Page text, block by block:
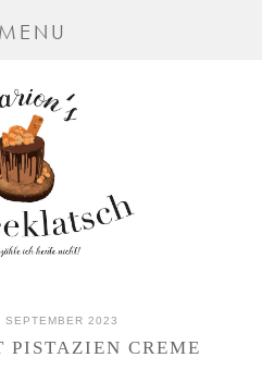
MENU
SEPTEMBER 2023
PISTAZIEN CREME